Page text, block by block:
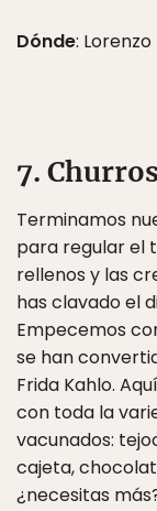
Dónde:
7.
Terminamos
para regular el
rellenos y las
has clavado el
Empecemos
se han
Frida Kahlo.
con toda la
vacunados:
cajeta,
¿necesitas